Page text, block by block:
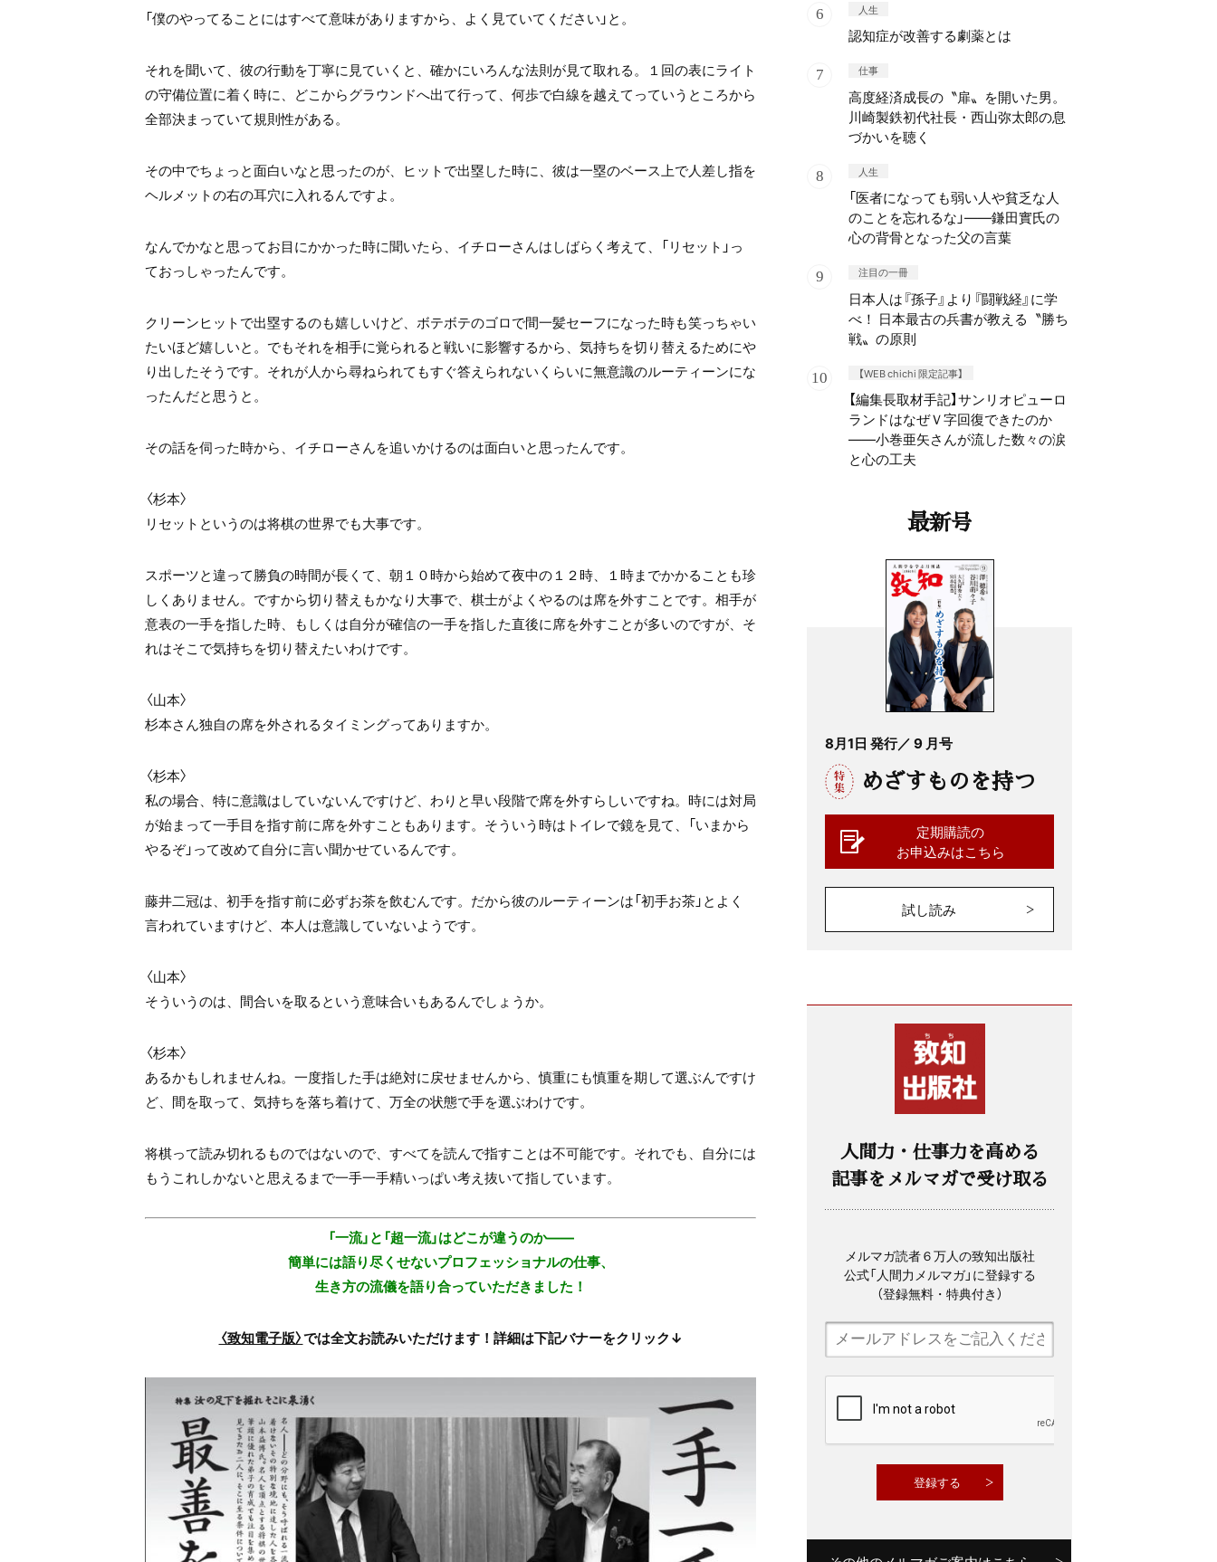
「僕のやってることにはすべて意味がありますから、よく見ていてください」と。
それを聞いて、彼の行動を丁寧に見ていくと、確かにいろんな法則が見て取れる。１回の表にライト
の守備位置に着く時に、どこからグラウンドへ出て行って、何歩で白線を越えてっていうところから
全部決まっていて規則性がある。
その中でちょっと面白いなと思ったのが、ヒットで出塁した時に、彼は一塁のベース上で人差し指を
ヘルメットの右の耳穴に入れるんですよ。
なんでかなと思ってお目にかかった時に聞いたら、イチローさんはしばらく考えて、「リセット」っ
ておっしゃったんです。
クリーンヒットで出塁するのも嬉しいけど、ボテボテのゴロで間一髪セーフになった時も笑っちゃい
たいほど嬉しいと。でもそれを相手に覚られると戦いに影響するから、気持ちを切り替えるためにや
り出したそうです。それが人から尋ねられてもすぐ答えられないくらいに無意識のルーティーンにな
ったんだと思うと。
その話を伺った時から、イチローさんを追いかけるのは面白いと思ったんです。
〈杉本〉
リセットというのは将棋の世界でも大事です。
スポーツと違って勝負の時間が長くて、朝１０時から始めて夜中の１２時、１時までかかることも珍
しくありません。ですから切り替えもかなり大事で、棋士がよくやるのは席を外すことです。相手が
意表の一手を指した時、もしくは自分が確信の一手を指した直後に席を外すことが多いのですが、そ
れはそこで気持ちを切り替えたいわけです。
〈山本〉
杉本さん独自の席を外されるタイミングってありますか。
〈杉本〉
私の場合、特に意識はしていないんですけど、わりと早い段階で席を外すらしいですね。時には対局
が始まって一手目を指す前に席を外すこともあります。そういう時はトイレで鏡を見て、「いまから
やるぞ」って改めて自分に言い聞かせているんです。
藤井二冠は、初手を指す前に必ずお茶を飲むんです。だから彼のルーティーンは「初手お茶」とよく
言われていますけど、本人は意識していないようです。
〈山本〉
そういうのは、間合いを取るという意味合いもあるんでしょうか。
〈杉本〉
あるかもしれませんね。一度指した手は絶対に戻せませんから、慎重にも慎重を期して選ぶんですけ
ど、間を取って、気持ちを落ち着けて、万全の状態で手を選ぶわけです。
将棋って読み切れるものではないので、すべてを読んで指すことは不可能です。それでも、自分には
もうこれしかないと思えるまで一手一手精いっぱい考え抜いて指しています。
「一流」と「超一流」はどこが違うのか――
簡単には語り尽くせないプロフェッショナルの仕事、
生き方の流儀を語り合っていただきました！
〈致知電子版〉では全文お読みいただけます！詳細は下記バナーをクリック↓
人生
認知症が改善する劇薬とは
仕事
高度経済成長の〝扉〟を開いた男。
川崎製鉄初代社長・西山弥太郎の息
づかいを聴く
人生
「医者になっても弱い人や貧乏な人
のことを忘れるな」——鎌田實氏の
心の背骨となった父の言葉
注目の一冊
日本人は『孫子』より『闘戦経』に学
べ！ 日本最古の兵書が教える〝勝ち
戦〟の原則
【WEB chichi 限定記事】
【編集長取材手記】サンリオピューロ
ランドはなぜＶ字回復できたのか
——小巻亜矢さんが流した数々の涙
と心の工夫
最新号
8月1日 発行／ 9 月号
めざすものを持つ
定期購読の
お申込みはこちら
試し読み
人間力・仕事力を高める
記事をメルマガで受け取る
メルマガ読者６万人の致知出版社
公式「人間力メルマガ」に登録する
（登録無料・特典付き）